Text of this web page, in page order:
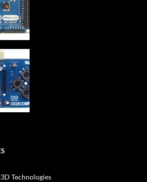
Technologies